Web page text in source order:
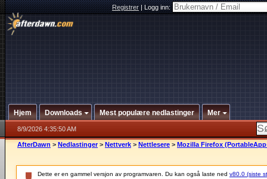
Registrer|Logg inn:
Hjem Downloads Mest populære nedlastinger Mer
8/9/2026 4:35:50 AM
AfterDawn > Nedlastinger > Nettverk > Nettlesere > Mozilla Firefox
Dette er en gammel versjon av programvaren. Du kan også laste ned v80.0 (siste